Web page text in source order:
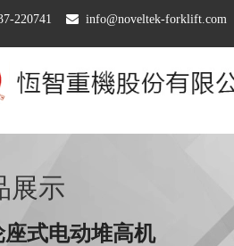
220741  info@noveltek-forklift.com
展示
座式电动堆高机